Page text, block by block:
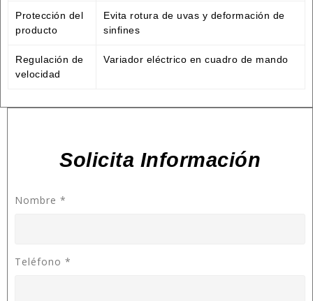
Protección del
producto
Evita rotura de uvas y deformación de
sinfines
Regulación de
velocidad
Variador eléctrico en cuadro de mando
Solicita Información
Nombre *
Teléfono *